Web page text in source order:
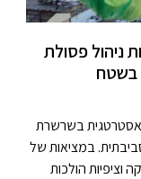
ניהול פסולת
בשטח
אסטרטגית בשרשרת
במציאות של
וציפיות הולכות